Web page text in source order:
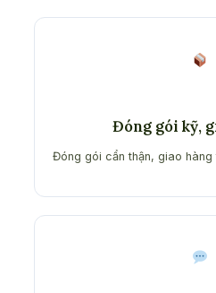
Đóng gói kỹ,
Đóng gói cẩn thận, giao